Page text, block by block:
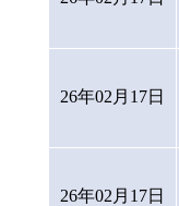
26年02月17日
26年02月17日